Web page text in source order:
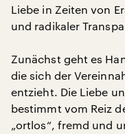
Liebe in Zeiten von
und radikaler
Zunächst geht es
die sich der
entzieht. Die Liebe
bestimmt vom Reiz
„ortlos“, fremd und